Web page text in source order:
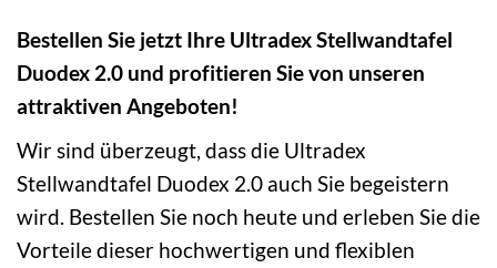
Bestellen Sie jetzt Ihre Ultradex Stellwandtafel
Duodex 2.0 und profitieren Sie von unseren
attraktiven Angeboten!
Wir sind überzeugt, dass die Ultradex
Stellwandtafel Duodex 2.0 auch Sie begeistern
wird. Bestellen Sie noch heute und erleben Sie die
Vorteile dieser hochwertigen und flexiblen